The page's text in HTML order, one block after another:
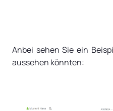
Anbei sehen Sie ein
aussehen könnten: